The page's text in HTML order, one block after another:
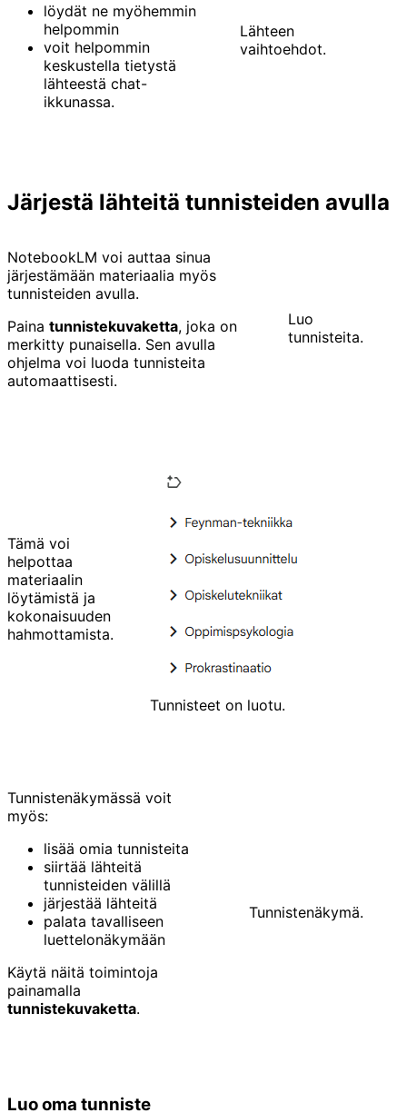
löydät ne myöhemmin
helpommin
voit helpommin
keskustella tietystä
lähteestä chat-
ikkunassa.
Lähteen
vaihtoehdot.
Järjestä lähteitä tunnisteiden avulla
NotebookLM voi auttaa sinua
järjestämään materiaalia myös
tunnisteiden avulla.
Paina tunnistekuvaketta, joka on
merkitty punaisella. Sen avulla
ohjelma voi luoda tunnisteita
automaattisesti.
Luo
tunnisteita.
Tämä voi
helpottaa
materiaalin
löytämistä ja
kokonaisuuden
hahmottamista.
Tunnisteet on luotu.
Tunnistenäkymässä voit
myös:
lisää omia tunnisteita
siirtää lähteitä
tunnisteiden välillä
järjestää lähteitä
palata tavalliseen
luettelonäkymään
Käytä näitä toimintoja
painamalla
tunnistekuvaketta.
Tunnistenäkymä.
Luo oma tunniste